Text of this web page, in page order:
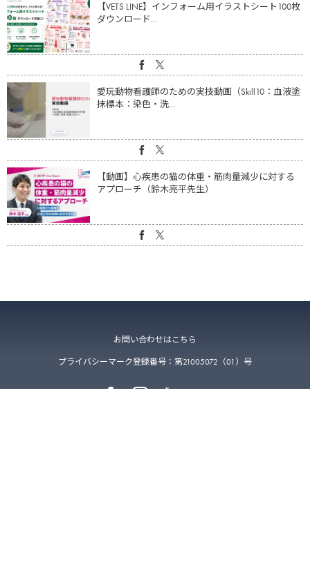
【VETS LINE】インフォーム用イラストシート100枚
ダウンロード...
愛玩動物看護師のための実技動画（Skill10：血液塗
抹標本：染色・洗...
【動画】心疾患の猫の体重・筋肉量減少に対する
アプローチ（鈴木亮平先生）
お問い合わせはこちら
プライバシーマーク登録番号：第21005072（01）号